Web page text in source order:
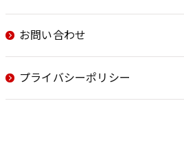
お問い合わせ
プライバシーポリシー